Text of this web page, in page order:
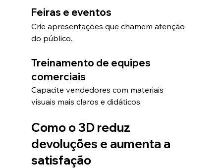
Feiras e eventos
Crie apresentações que chamem atenção
do público.
Treinamento de equipes
comerciais
Capacite vendedores com materiais
visuais mais claros e didáticos.
Como o 3D reduz
devoluções e aumenta a
satisfação